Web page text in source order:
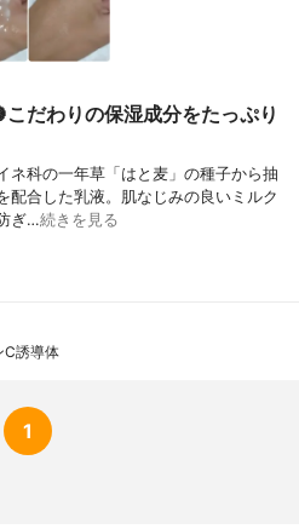
だわりの保湿成分をたっぷり
ネ科の一年草「はと麦」の種子から抽
配合した乳液。肌なじみの良いミルク
ぎ…続きを見る
C誘導体
1